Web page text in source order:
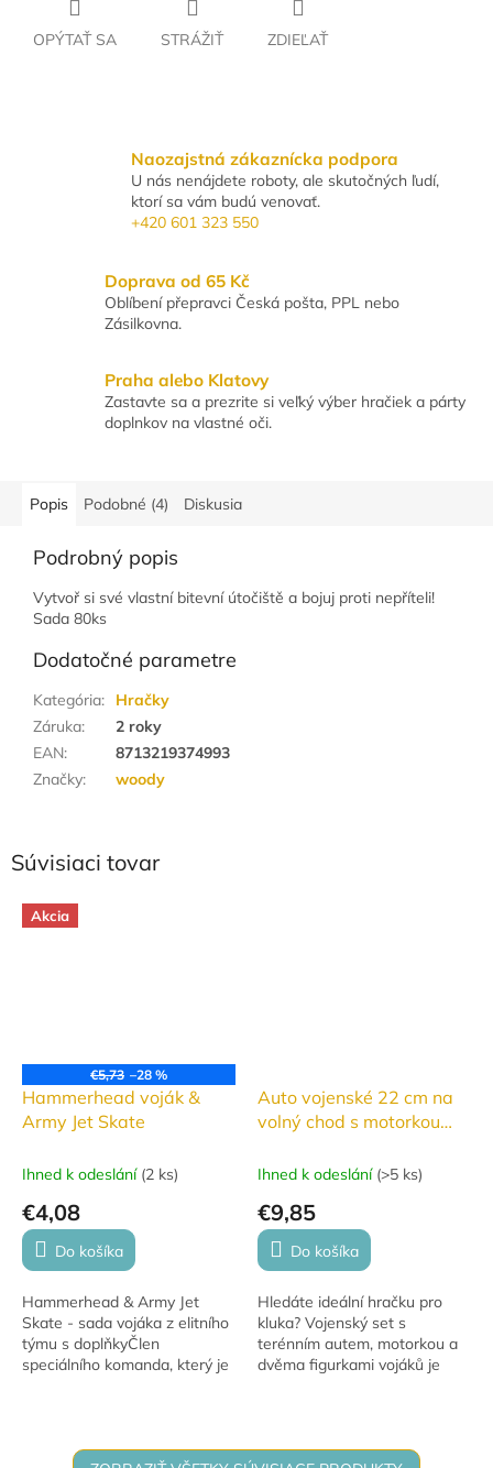
OPÝTAŤ SA STRÁŽIŤ ZDIEĽAŤ
Naozajstná zákaznícka podpora
U nás nenájdete roboty, ale skutočných ľudí,
ktorí sa vám budú venovať.
+420 601 323 550
Doprava od 65 Kč
Oblíbení přepravci Česká pošta, PPL nebo
Zásilkovna.
Praha alebo Klatovy
Zastavte sa a prezrite si veľký výber hračiek a párty
doplnkov na vlastné oči.
Súvisiaci tovar
Akcia
€5,73 –28 %
Hammerhead voják &
Army Jet Skate
Ihned k odeslání (2 ks)
€4,08
Do košíka
Hammerhead & Army Jet
Skate - sada vojáka z elitního
týmu s doplňkyČlen
speciálního komanda, který je
Auto vojenské 22 cm na
volný chod s motorkou
Ihned k odeslání (>5 ks)
€9,85
Do košíka
Hledáte ideální hračku pro
kluka? Vojenský set s
terénním autem, motorkou a
dvěma figurkami vojáků je
Popis Podobné (4) Diskusia
Podrobný popis
Vytvoř si své vlastní bitevní útočiště a bojuj proti nepříteli!
Sada 80ks
Dodatočné parametre
Kategória:
Hračky
Záruka:
2 roky
EAN:
8713219374993
Značky: woody